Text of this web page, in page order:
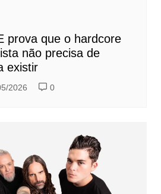
prova que o hardcore
não precisa de
existir
2026 0